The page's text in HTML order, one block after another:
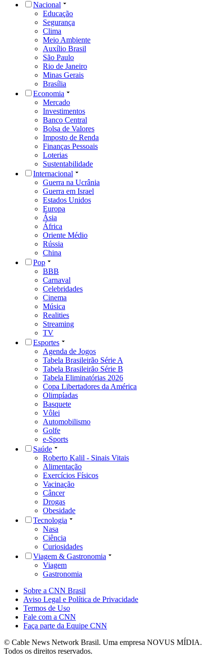
Nacional
Educação
Segurança
Clima
Meio Ambiente
Auxílio Brasil
São Paulo
Rio de Janeiro
Minas Gerais
Brasília
Economia
Mercado
Investimentos
Banco Central
Bolsa de Valores
Imposto de Renda
Finanças Pessoais
Loterias
Sustentabilidade
Internacional
Guerra na Ucrânia
Guerra em Israel
Estados Unidos
Europa
Ásia
África
Oriente Médio
Rússia
China
Pop
BBB
Carnaval
Celebridades
Cinema
Música
Realities
Streaming
TV
Esportes
Agenda de Jogos
Tabela Brasileirão Série A
Tabela Brasileirão Série B
Tabela Eliminatórias 2026
Copa Libertadores da América
Olimpíadas
Basquete
Vôlei
Automobilismo
Golfe
e-Sports
Saúde
Roberto Kalil - Sinais Vitais
Alimentação
Exercícios Físicos
Vacinação
Câncer
Drogas
Obesidade
Tecnologia
Nasa
Ciência
Curiosidades
Viagem & Gastronomia
Viagem
Gastronomia
Sobre a CNN Brasil
Aviso Legal e Política de Privacidade
Termos de Uso
Fale com a CNN
Faça parte da Equipe CNN
© Cable News Network Brasil. Uma empresa NOVUS MÍDIA.
Todos os direitos reservados.